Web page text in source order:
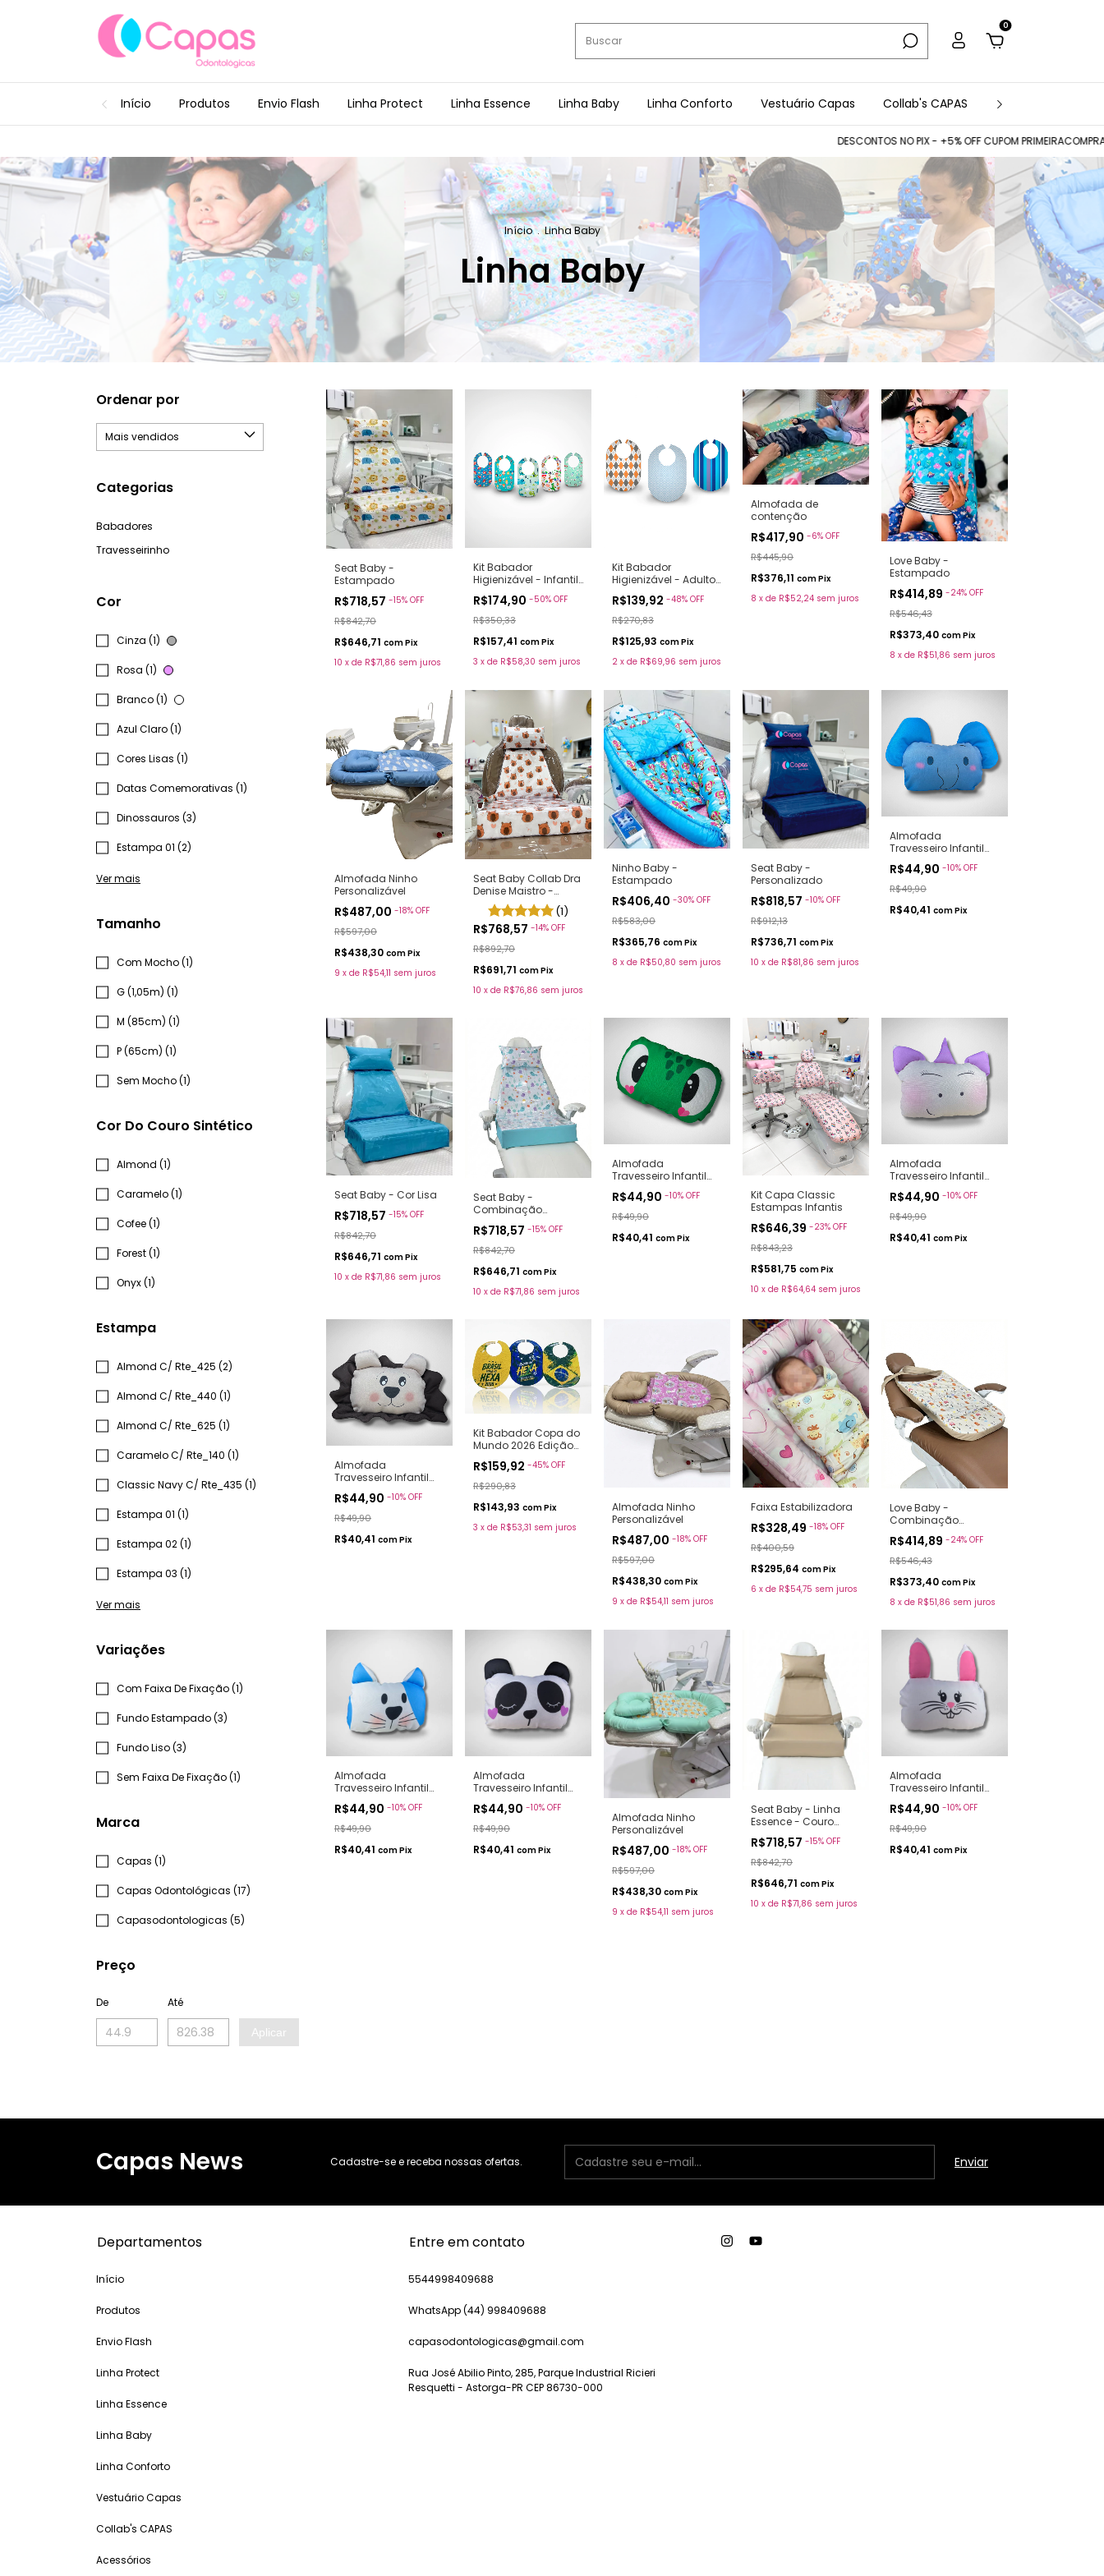
0
Início Produtos Envio Flash Linha Protect Linha Essence Linha Baby Linha Conforto Vestuário Capas Collab's CAPAS Acessórios
DESCONTOS NO PIX - +5% OFF CUPOM PRIMEIRACOMPRA - FRETE
Início . Linha Baby
Linha Baby
Ordenar por
Categorias
Babadores
Travesseirinho
Cor
Cinza (1)
Rosa (1)
Branco (1)
Azul Claro (1)
Cores Lisas (1)
Datas Comemorativas (1)
Dinossauros (3)
Estampa 01 (2)
Ver mais
Tamanho
Com Mocho (1)
G (1,05m) (1)
M (85cm) (1)
P (65cm) (1)
Sem Mocho (1)
Cor Do Couro Sintético
Almond (1)
Caramelo (1)
Cofee (1)
Forest (1)
Onyx (1)
Estampa
Almond C/ Rte_425 (2)
Almond C/ Rte_440 (1)
Almond C/ Rte_625 (1)
Caramelo C/ Rte_140 (1)
Classic Navy C/ Rte_435 (1)
Estampa 01 (1)
Estampa 02 (1)
Estampa 03 (1)
Ver mais
Variações
Com Faixa De Fixação (1)
Fundo Estampado (3)
Fundo Liso (3)
Sem Faixa De Fixação (1)
Marca
Capas (1)
Capas Odontológicas (17)
Capasodontologicas (5)
Preço
De Até
Aplicar
Seat Baby -
Estampado
R$718,57 -15% OFF
R$842,70
R$646,71 comPix
10 x de R$71,86 sem juros
Kit Babador
Higienizável - Infantil
R$174,90 -50% OFF
R$350,33
R$157,41 comPix
3 x de R$58,30 sem juros
Kit Babador
Higienizável - Adulto
R$139,92 -48% OFF
R$270,83
R$125,93 comPix
2 x de R$69,96 sem juros
Almofada de
contenção
R$417,90 -6% OFF
R$445,90
R$376,11 comPix
8 x de R$52,24 sem juros
Love Baby -
Estampado
R$414,89 -24% OFF
R$546,43
R$373,40 comPix
8 x de R$51,86 sem juros
Almofada Ninho
Personalizável
R$487,00 -18% OFF
R$597,00
R$438,30 comPix
9 x de R$54,11 sem juros
Seat Baby Collab Dra
Denise Maistro -
Estampa Capivara
""Lurde""
(1)
R$768,57 -14% OFF
R$892,70
R$691,71 comPix
10 x de R$76,86 sem juros
Ninho Baby -
Estampado
R$406,40 -30% OFF
R$583,00
R$365,76 comPix
8 x de R$50,80 sem juros
Seat Baby -
Personalizado
R$818,57 -10% OFF
R$912,13
R$736,71 comPix
10 x de R$81,86 sem juros
Almofada
Travesseiro Infantil
Elefantinho
R$44,90 -10% OFF
R$49,90
R$40,41 comPix
Seat Baby - Cor Lisa
R$718,57 -15% OFF
R$842,70
R$646,71 comPix
10 x de R$71,86 sem juros
Seat Baby -
Combinação
Sintético) + Estampa
R$718,57 -15% OFF
R$842,70
R$646,71 comPix
10 x de R$71,86 sem juros
Almofada
Travesseiro Infantil
R$44,90 -10% OFF
R$49,90
R$40,41 comPix
Kit Capa Classic
Estampas Infantis
R$646,39 -23% OFF
R$843,23
R$581,75 comPix
10 x de R$64,64 sem juros
Almofada
Travesseiro Infantil
R$44,90 -10% OFF
R$49,90
R$40,41 comPix
Almofada
Travesseiro Infantil
R$44,90 -10% OFF
R$49,90
R$40,41 comPix
Kit Babador Copa do
Mundo 2026 Edição
Higienizável - Adulto
(3 Unidades)
R$159,92 -45% OFF
R$290,83
R$143,93 comPix
3 x de R$53,31 sem juros
Almofada Ninho
Personalizável
R$487,00 -18% OFF
R$597,00
R$438,30 comPix
9 x de R$54,11 sem juros
Faixa Estabilizadora
R$328,49 -18% OFF
R$400,59
R$295,64 comPix
6 x de R$54,75 sem juros
Love Baby -
Combinação
Sintético) + Estampa
R$414,89 -24% OFF
R$546,43
R$373,40 comPix
8 x de R$51,86 sem juros
Almofada
Travesseiro Infantil
R$44,90 -10% OFF
R$49,90
R$40,41 comPix
Almofada
Travesseiro Infantil
R$44,90 -10% OFF
R$49,90
R$40,41 comPix
Almofada Ninho
Personalizável
R$487,00 -18% OFF
R$597,00
R$438,30 comPix
9 x de R$54,11 sem juros
Seat Baby - Linha
Essence - Couro
R$718,57 -15% OFF
R$842,70
R$646,71 comPix
10 x de R$71,86 sem juros
Almofada
Travesseiro Infantil
Encantado
R$44,90 -10% OFF
R$49,90
R$40,41 comPix
Capas News Cadastre-se e receba nossas ofertas.
Departamentos
Início
Produtos
Envio Flash
Linha Protect
Linha Essence
Linha Baby
Linha Conforto
Vestuário Capas
Collab's CAPAS
Acessórios
Entre em contato
5544998409688
WhatsApp (44) 998409688
capasodontologicas@gmail.com
Rua José Abilio Pinto, 285, Parque Industrial Ricieri
Resquetti - Astorga-PR CEP 86730-000